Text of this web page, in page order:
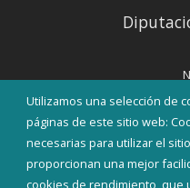
Utilizamos una selección de
páginas de este sitio web:
necesarias para utilizar el
proporcionan una mejor